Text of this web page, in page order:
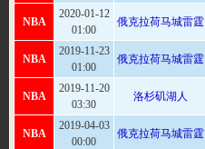
NBA
2020-01-12
01:00
俄克拉荷马城雷霆
NBA
2019-11-23
01:00
俄克拉荷马城雷霆
NBA
2019-11-20
03:30
洛杉矶湖人
NBA
2019-04-03
00:00
俄克拉荷马城雷霆